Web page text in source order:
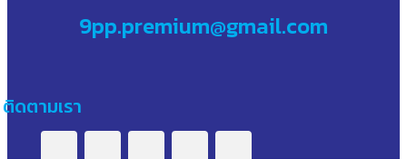
9pp.premium@gmail.com
ติดตามเรา